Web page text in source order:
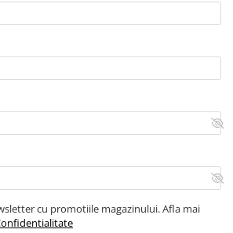
cu promotiile magazinului. Afla mai